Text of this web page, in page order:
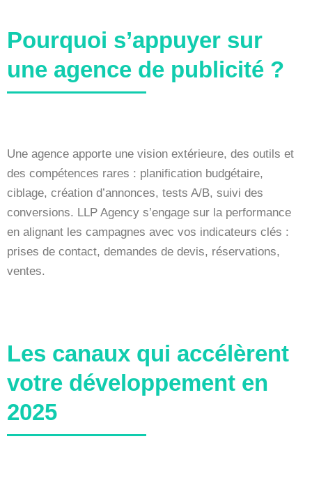
Pourquoi s’appuyer sur
une agence de publicité ?
Une agence apporte une vision extérieure, des outils et
des compétences rares : planification budgétaire,
ciblage, création d’annonces, tests A/B, suivi des
conversions. LLP Agency s’engage sur la performance
en alignant les campagnes avec vos indicateurs clés :
prises de contact, demandes de devis, réservations,
ventes.
Les canaux qui accélèrent
votre développement en
2025